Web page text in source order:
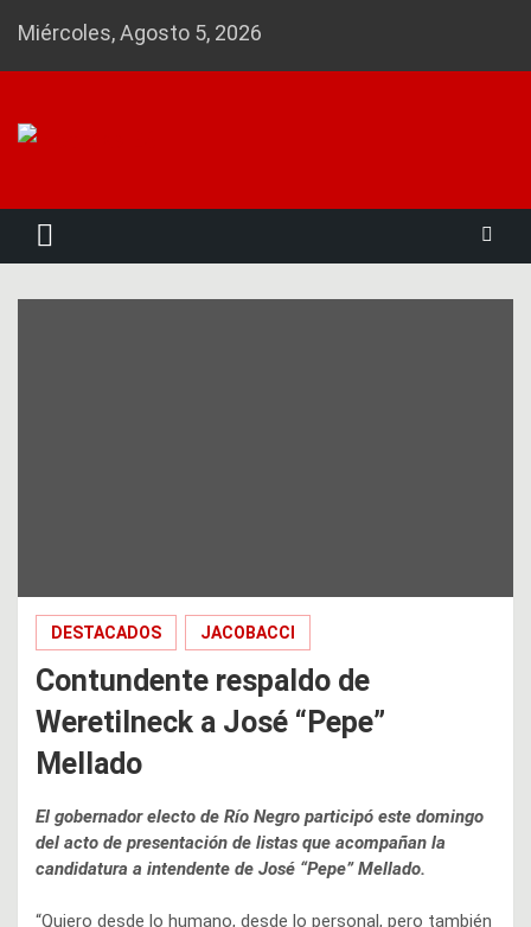
Miércoles, Agosto 5, 2026
DESTACADOS JACOBACCI
Contundente respaldo de
Weretilneck a José “Pepe”
Mellado
El gobernador electo de Río Negro participó este domingo
del acto de presentación de listas que acompañan la
candidatura a intendente de José “Pepe” Mellado.
“Quiero desde lo humano, desde lo personal, pero también